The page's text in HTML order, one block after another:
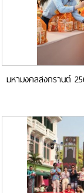
มหามงคลสงกรานต์